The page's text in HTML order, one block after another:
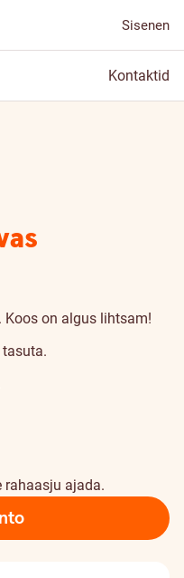
Sisenen
Kontaktid
Koos on algus lihtsam!
rahaasju ajada.